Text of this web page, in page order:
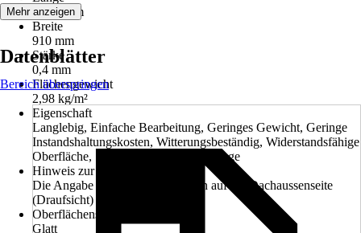
1 200 mm
Breite
910 mm
Stärke
0,4 mm
Flächengewicht
2,98 kg/m²
Eigenschaft
Langlebig, Einfache Bearbeitung, Geringes Gewicht, Geringe
Instandshaltungskosten, Witterungsbeständig, Widerstandsfähige
Oberfläche, Schlagzäh, Leichte Montage
Hinweis zur Farbe
Die Angabe der Farbe bezieht sich auf die Dachaussenseite
(Draufsicht)
Oberflächenstruktur
Glatt
Mehr anzeigen
Datenblätter
Bereich überspringen